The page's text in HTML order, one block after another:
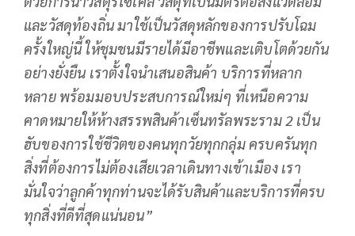
และวัสดุท้องถิ่น มาใช้เป็นวัสดุหลักของการปรับโฉม
ครั้งใหญ่นี้ ให้ชุมชนมีรายได้มีอาชีพและเติบโตด้วยกัน
อย่างยั่งยืน เราตั้งใจนำเสนอสินค้า บริการที่หลาก
หลาย พร้อมมอบประสบการณ์ใหม่ๆ ที่เหนือความ
คาดหมายให้ห้างสรรพสินค้าเซ็นทรัลพระราม2 เป็น
ฮับของการใช้ชีวิตของคนทุกวัยทุกกลุ่ม ครบครันทุก
สิ่งที่ต้องการไม่ต้องเสียเวลาเดินทางเข้าเมือง เรา
มั่นใจว่าลูกค้าทุกท่านจะได้รับสินค้าและบริการที่ครบ
ทุกสิ่งที่ดีที่สุดแน่นอน”